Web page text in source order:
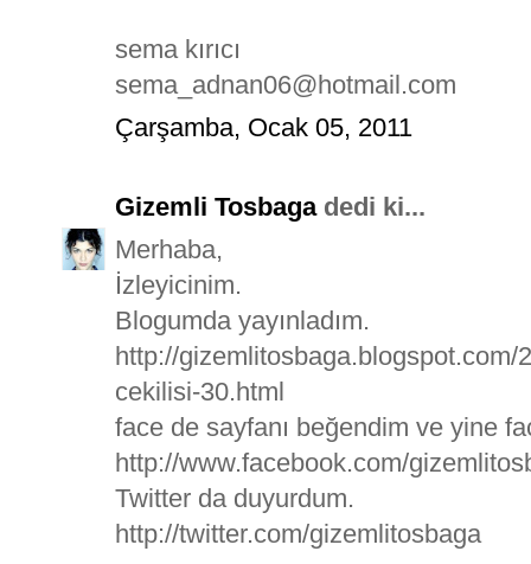
sema kırıcı
sema_adnan06@hotmail.com
Çarşamba, Ocak 05, 2011
Gizemli Tosbagadedi ki...
Merhaba,
İzleyicinim.
Blogumda yayınladım.
http://
cekilisi-30.html
face de sayfanı beğendim ve yine
http://www.facebook.com/
Twitter da duyurdum.
http://twitter.com/gizemlitosbaga